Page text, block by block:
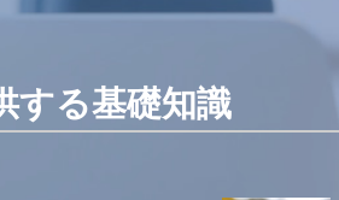
する基礎知識